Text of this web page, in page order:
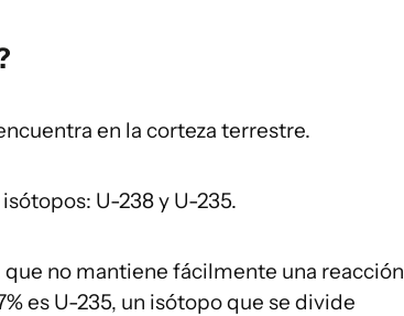
en la corteza terrestre.
U-238 y U-235.
no mantiene fácilmente una reacción
es U-235, un isótopo que se divide